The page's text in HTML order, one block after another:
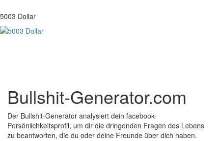
5003 Dollar
Bullshit-Generator.com
Der Bullshit-Generator analysiert dein facebook-
Persönlichkeitsprofil, um dir die dringenden Fragen des Lebens
zu beantworten, die du oder deine Freunde über dich haben.